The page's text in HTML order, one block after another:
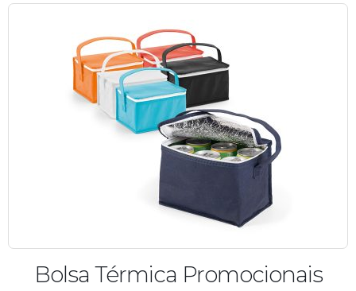
Bolsa Térmica Promocionais